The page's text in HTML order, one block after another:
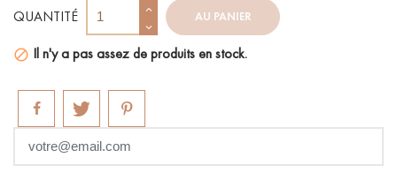
QUANTITÉ AU PANIER
 Il n'y a pas assez de produits en stock.